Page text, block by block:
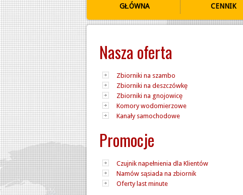
GŁÓWNA CENNIK
Nasza oferta
Zbiorniki na szambo
Zbiorniki na deszczówkę
Zbiorniki na gnojowicę
Komory wodomierzowe
Kanały samochodowe
Promocje
Czujnik napełnienia dla Klientów
Namów sąsiada na zbiornik
Oferty last minute